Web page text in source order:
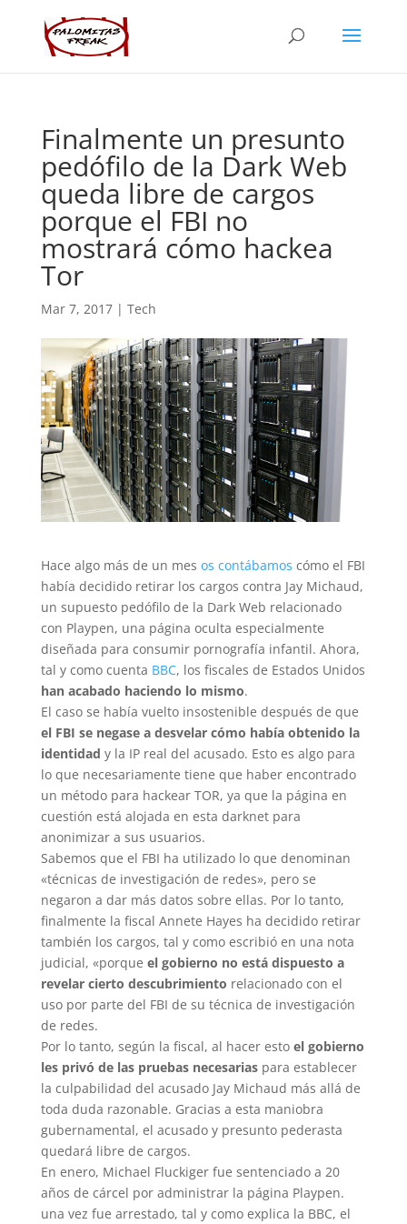
Finalmente un presunto
pedófilo de la Dark Web
queda libre de cargos
porque el FBI no
mostrará cómo hackea
Tor
Mar 7, 2017| Tech
Hace algo más de un mes os contábamos cómo el FBI
había decidido retirar los cargos contra Jay Michaud,
un supuesto pedófilo de la Dark Web relacionado
con Playpen, una página oculta especialmente
diseñada para consumir pornografía infantil. Ahora,
tal y como cuenta BBC, los fiscales de Estados Unidos
han acabado haciendo lo mismo.
El caso se había vuelto insostenible después de que
el FBI se negase a desvelar cómo había obtenido la
identidad y la IP real del acusado. Esto es algo para
lo que necesariamente tiene que haber encontrado
un método para hackear TOR, ya que la página en
cuestión está alojada en esta darknet para
anonimizar a sus usuarios.
Sabemos que el FBI ha utilizado lo que denominan
«técnicas de investigación de redes», pero se
negaron a dar más datos sobre ellas. Por lo tanto,
finalmente la fiscal Annete Hayes ha decidido retirar
también los cargos, tal y como escribió en una nota
judicial, «porque el gobierno no está dispuesto a
revelar cierto descubrimiento relacionado con el
uso por parte del FBI de su técnica de investigación
de redes.
Por lo tanto, según la fiscal, al hacer esto el gobierno
les privó de las pruebas necesariaspara establecer
la culpabilidad del acusado Jay Michaud más allá de
toda duda razonable. Gracias a esta maniobra
gubernamental, el acusado y presunto pederasta
quedará libre de cargos.
En enero, Michael Fluckiger fue sentenciado a 20
años de cárcel por administrar la página Playpen.
una vez fue arrestado, tal y como explica la BBC, el